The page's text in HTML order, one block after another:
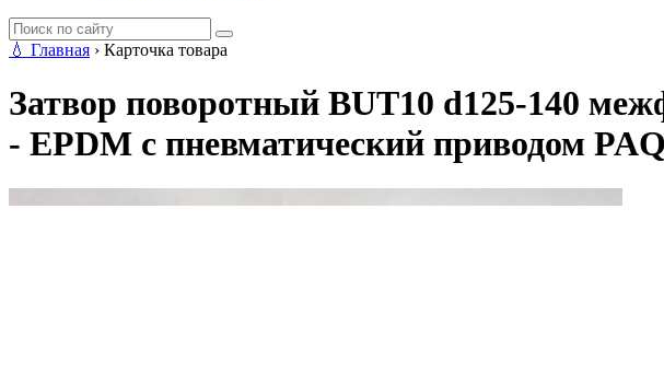
💧 Главная › Карточка товара
Затвор поворотный BUT10 d125-140
- EPDM с пневматический приводом